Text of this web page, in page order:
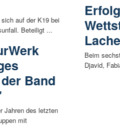
auf der K19 bei
Beteiligt ...
Band
Jahren des letzten
mit
Beim
Djavid,